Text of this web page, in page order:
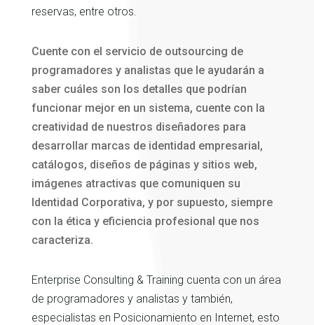
reservas, entre otros.
Cuente con el servicio de outsourcing de
programadores y analistas que le ayudarán a
saber cuáles son los detalles que podrían
funcionar mejor en un sistema, cuente con la
creatividad de nuestros diseñadores para
desarrollar marcas de identidad empresarial,
catálogos, diseños de páginas y sitios web,
imágenes atractivas que comuniquen su
Identidad Corporativa, y por supuesto, siempre
con la ética y eficiencia profesional que nos
caracteriza.
Enterprise Consulting & Training cuenta con un área
de programadores y analistas y también,
especialistas en Posicionamiento en Internet, esto